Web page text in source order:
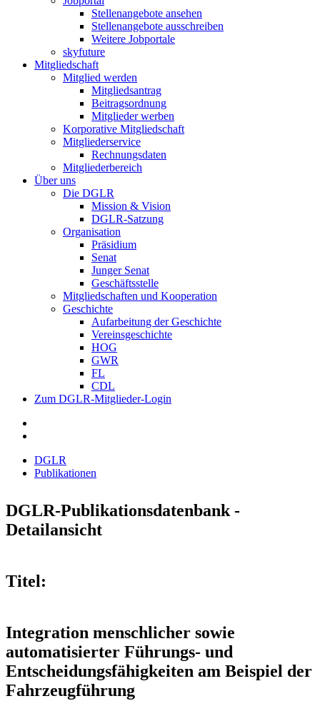
Stellenangebote ansehen
Stellenangebote ausschreiben
Weitere Jobportale
skyfuture
Mitgliedschaft
Mitglied werden
Mitgliedsantrag
Beitragsordnung
Mitglieder werben
Korporative Mitgliedschaft
Mitgliederservice
Rechnungsdaten
Mitgliederbereich
Über uns
Die DGLR
Mission & Vision
DGLR-Satzung
Organisation
Präsidium
Senat
Junger Senat
Geschäftsstelle
Mitgliedschaften und Kooperation
Geschichte
Aufarbeitung der Geschichte
Vereinsgeschichte
HOG
GWR
FL
CDL
Zum DGLR-Mitglieder-Login
DGLR
Publikationen
DGLR-Publikationsdatenbank -
Detailansicht
Titel:
Integration menschlicher sowie
automatisierter Führungs- und
Entscheidungsfähigkeiten am Beispiel der
Fahrzeugführung